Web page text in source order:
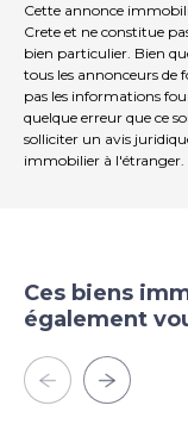
Cette annonce
Crete et ne constitue
bien particulier. Bien
tous les annonceurs de
pas les informations
quelque erreur que ce
solliciter un avis
immobilier à l'étranger.
Ces biens
également